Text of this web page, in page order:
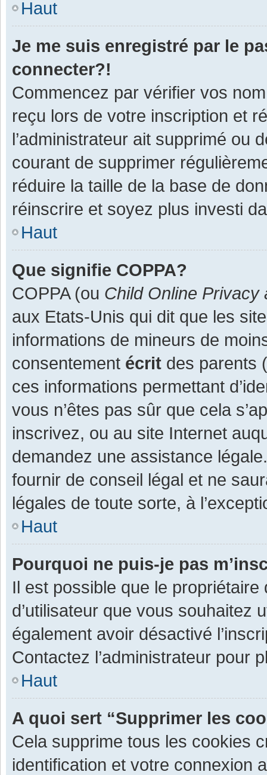
Haut
Je me suis enregistré par le
connecter?!
Commencez par vérifier vos
reçu lors de votre inscription et
l’administrateur ait supprimé ou
courant de supprimer
réduire la taille de la base de
réinscrire et soyez plus investi
Haut
Que signifie COPPA?
COPPA (ou Child Online Privacy
aux Etats-Unis qui dit que les
informations de mineurs de
consentement écrit des parents
ces informations permettant
vous n’êtes pas sûr que cela
inscrivez, ou au site Internet
demandez une assistance
fournir de conseil légal et ne
légales de toute sorte, à
Haut
Pourquoi ne puis-je pas
Il est possible que le
d’utilisateur que vous souhaitez
également avoir désactivé
Contactez l’administrateur pour
Haut
A quoi sert “Supprimer les
Cela supprime tous les cookies
identification et votre connexion